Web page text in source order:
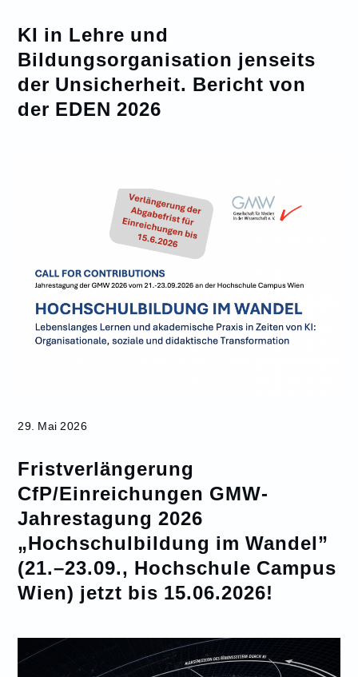
KI in Lehre und
Bildungsorganisation jenseits
der Unsicherheit. Bericht von
der EDEN 2026
29. Mai 2026
Fristverlängerung
CfP/Einreichungen GMW-
Jahrestagung 2026
„Hochschulbildung im Wandel”
(21.–23.09., Hochschule Campus
Wien) jetzt bis 15.06.2026!